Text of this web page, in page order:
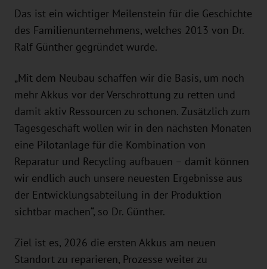
Das ist ein wichtiger Meilenstein für die Geschichte
des Familienunternehmens, welches 2013 von Dr.
Ralf Günther gegründet wurde.
„Mit dem Neubau schaffen wir die Basis, um noch
mehr Akkus vor der Verschrottung zu retten und
damit aktiv Ressourcen zu schonen. Zusätzlich zum
Tagesgeschäft wollen wir in den nächsten Monaten
eine Pilotanlage für die Kombination von
Reparatur und Recycling aufbauen – damit können
wir endlich auch unsere neuesten Ergebnisse aus
der Entwicklungsabteilung in der Produktion
sichtbar machen“, so Dr. Günther.
Ziel ist es, 2026 die ersten Akkus am neuen
Standort zu reparieren, Prozesse weiter zu